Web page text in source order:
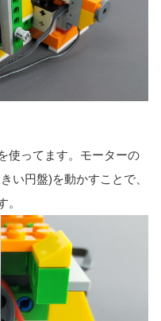
使ってます。モーターの
い円盤)を動かすことで、
。